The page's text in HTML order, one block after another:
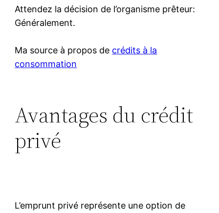
Attendez la décision de l’organisme prêteur:
Généralement.
Ma source à propos de crédits à la
consommation
Avantages du crédit
privé
L’emprunt privé représente une option de